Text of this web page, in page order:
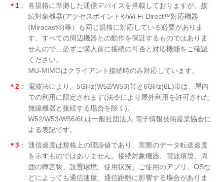
＊1 ：
各規格に準拠した通信デバイスを搭載しておりますが、接
続対象機器(アクセスポイントやWi-Fi Direct™対応機器
(Miracast®)等）も同じ規格に対応している必要がありま
す。すべての周辺機器との動作を保証するものではありま
せんので、必ずご購入前に接続の可否と対応機能をご確認
ください。
MU-MIMOはクライアント接続時のみ対応しています。
＊2 ：
電波法により、5GHz(W52/W53)帯と6GHz(6L)帯は、屋内
での利用に限定されます(法令により屋外利用を許可された
無線機器と接続する場合を除く)。
W52/W53/W56/6Lは一般社団法人 電子情報技術産業協会に
よる表記です。
＊3 ：
通信速度は規格上の理論値であり、実際のデータ転送速度
を示すものではありません。接続対象機器、電波環境、周
囲の障害物、設置環境、使用状況、ご使用のアプリ、OSな
どによっても通信速度、通信距離に影響する場合がありま